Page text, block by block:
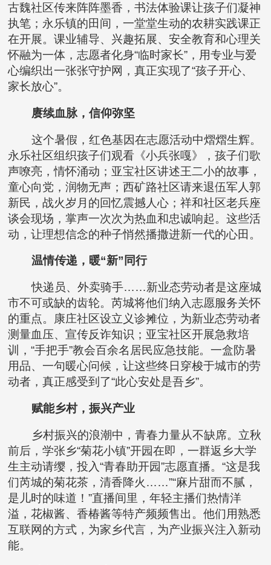
古魏社区传来阵阵墨香，书法体验课让孩子们凝神
执笔；永乐镇的田间，一堂堂生动的农耕实践课正
在开展。课业辅导、兴趣拓展、安全教育和心理关
怀融为一体，志愿者化身“临时家长”，用专业与爱
心编织出一张张守护网，真正实现了“孩子开心、
家长放心”。
赓续血脉，信仰弥坚
这个暑假，红色基因在志愿活动中熠熠生辉。
永乐社区组织孩子们观看《小兵张嘎》，孩子们歌
声嘹亮，情怀涌动；亚宝社区讲述王二小的故事，
童心向党，润物无声；西矿路社区请来退伍军人郭
新民，战火岁月的回忆震撼人心；祥和社区老兵座
谈会现场，掌声一次次为热血和忠诚响起。这些活
动，让理想信念的种子悄然播撒进新一代的心田。
温情传递，暖“新”同行
快递员、外卖骑手……新业态劳动者是这座城
市不可或缺的齿轮。芮城将他们纳入志愿服务关怀
的重点。康庄社区设立义诊摊位，为新业态劳动者
测量血压、宣传反诈知识；亚宝社区开展急救培
训，“手把手”教会百余名居民应急技能。一盒防暑
用品、一句暖心问候，让这些终日穿梭于城市的劳
动者，真正感受到了“此心安处是吾乡”。
赋能乡村，振兴产业
乡村振兴的浪潮中，青春力量从不缺席。立秋
前后，学张乡“菊花小镇”开园在即，一群返乡大学
生主动请缨，投入“青春助开园”志愿直播。“这是我
们芮城的菊花茶，清香降火……”“麻片甜而不腻，
是儿时的味道！”直播间里，年轻主播们热情洋
溢，花椒酱、香椿酱等特产频频售出。他们用熟悉
互联网的方式，为家乡代言，为产业振兴注入新动
能。